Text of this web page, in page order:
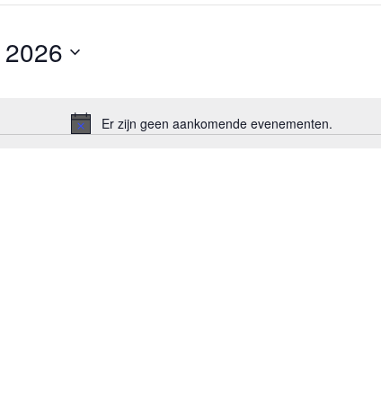
Bericht
Er zijn geen aankomende evenementen.